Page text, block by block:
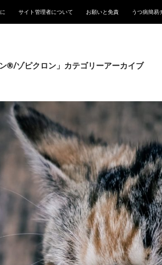
サイト管理者について お願いと免責 うつ病簡易
ン®/ゾピクロン」カテゴリーアーカイブ